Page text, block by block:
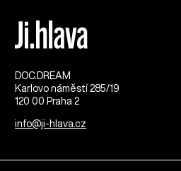
DOC.DREAM​
Karlovo náměstí 285/19
120 00 Praha 2
info@ji-hlava.cz